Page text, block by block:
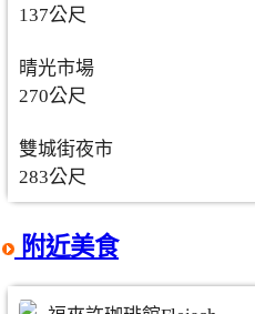
137公尺
晴光市場
270公尺
雙城街夜市
283公尺
附近美食